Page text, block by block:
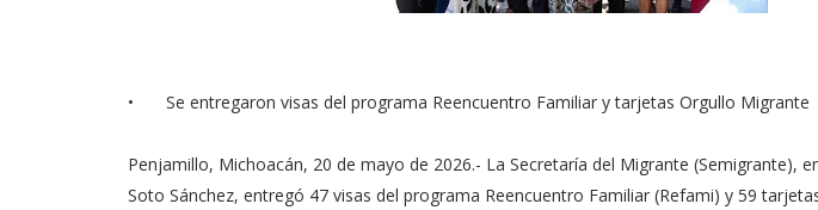
• ⁠Se entregaron visas del programa Reencuentro Familiar y tarjetas Orgullo Migrante
Penjamillo, Michoacán, 20 de mayo de 2026.- La Secretaría del Migrante (Semigrante),
Soto Sánchez, entregó 47 visas del programa Reencuentro Familiar (Refami) y 59